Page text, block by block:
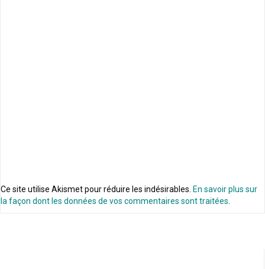
Ce site utilise Akismet pour réduire les indésirables. En savoir plus sur
la façon dont les données de vos commentaires sont traitées